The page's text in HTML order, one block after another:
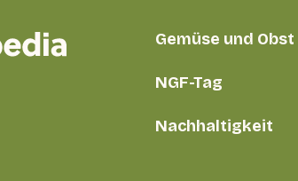
Gemüse und Obst
NGF-Tag
Nachhaltigkeit